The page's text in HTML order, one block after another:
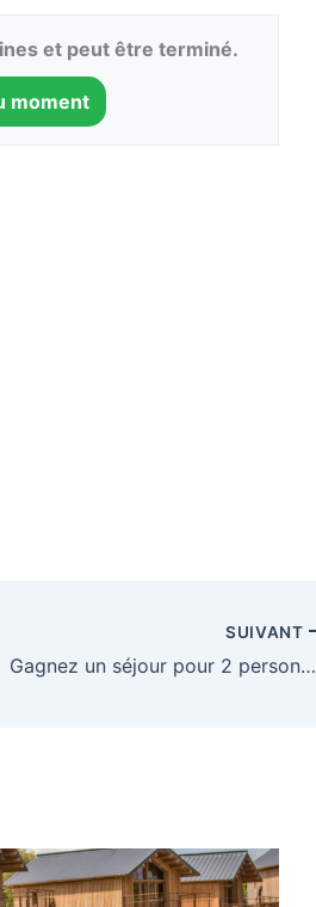
et peut être terminé.
moment
SUIVANT
Gagnez un séjour pour 2 personnes au Zoo de Beauval